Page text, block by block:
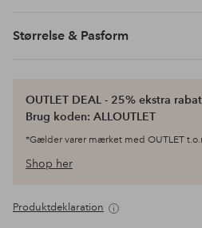
Størrelse & Pasform
OUTLET DEAL - 25% ekstra
Brug koden: ALLOUTLET
*Gælder varer mærket med OUTLET
Shop her
Produktdeklaration